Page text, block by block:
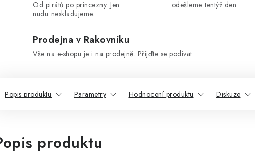
Od pirátů po princezny. Jen
nudu neskladujeme.
odešleme tentýž den.
Prodejna v Rakovníku
Vše na e-shopu je i na prodejně. Přijďte se podívat.
Popis produktu Parametry Hodnocení produktu Diskuze
produktu